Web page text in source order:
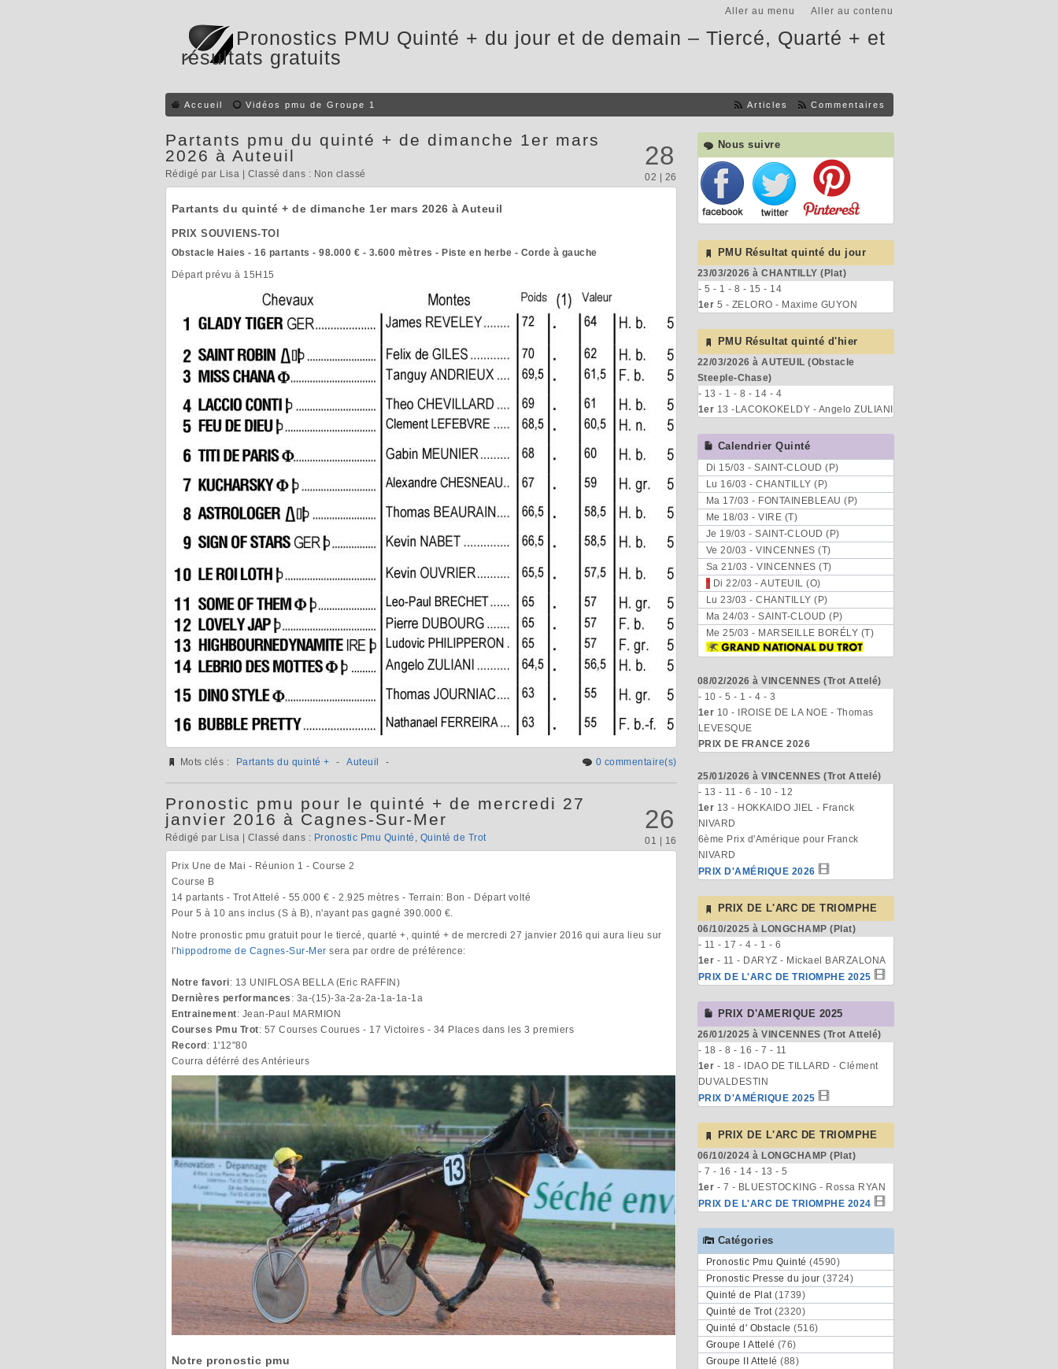
Aller au contenu
Aller au menu
Pronostics PMU Quinté + du jour et de demain – Tiercé, Quarté + et
résultats gratuits
Accueil Vidéos pmu de Groupe 1 Commentaires
Articles
Partants pmu du quinté + de dimanche 1er mars
2026 à Auteuil
Rédigé par Lisa | Classé dans : Non classé
28
02 | 26
Partants du quinté + de dimanche 1er mars 2026 à Auteuil
PRIX SOUVIENS-TOI
Obstacle Haies - 16 partants - 98.000 € - 3.600 mètres - Piste en herbe - Corde à gauche
Départ prévu à 15H15
Mots clés : Partants du quinté + - Auteuil - 0 commentaire(s)
Pronostic pmu pour le quinté + de mercredi 27
janvier 2016 à Cagnes-Sur-Mer
Rédigé par Lisa | Classé dans : Pronostic Pmu Quinté , Quinté de Trot
26
01 | 16
Prix Une de Mai - Réunion 1 - Course 2
Course B
14 partants - Trot Attelé - 55.000 € - 2.925 mètres - Terrain: Bon - Départ volté
Pour 5 à 10 ans inclus (S à B), n'ayant pas gagné 390.000 €.
Notre pronostic pmu gratuit pour le tiercé, quarté +, quinté + de mercredi 27 janvier 2016 qui aura lieu sur
l'hippodrome de Cagnes-Sur-Mer sera par ordre de préférence:
Notre favori: 13 UNIFLOSA BELLA (Eric RAFFIN)
Dernières performances : 3a-(15)-3a-2a-2a-1a-1a-1a
Entrainement: Jean-Paul MARMION
Courses Pmu Trot: 57 Courses Courues - 17 Victoires - 34 Places dans les 3 premiers
Record: 1'12"80
Courra déférré des Antérieurs
Notre pronostic pmu
Nous suivre
PMU Résultat quinté du jour
23/03/2026 à CHANTILLY (Plat)
- 5 - 1 - 8 - 15 - 14
1er 5 - ZELORO - Maxime GUYON
PMU Résultat quinté d'hier
22/03/2026 à AUTEUIL (Obstacle
Steeple-Chase)
- 13 - 1 - 8 - 14 - 4
1er 13 -LACOKOKELDY - Angelo ZULIANI
Calendrier Quinté
Di 15/03 - SAINT-CLOUD (P)
Lu 16/03 - CHANTILLY (P)
Ma 17/03 - FONTAINEBLEAU (P)
Me 18/03 - VIRE (T)
Je 19/03 - SAINT-CLOUD (P)
Ve 20/03 - VINCENNES (T)
Sa 21/03 - VINCENNES (T)
* Di 22/03 - AUTEUIL (O)
Lu 23/03 - CHANTILLY (P)
Ma 24/03 - SAINT-CLOUD (P)
Me 25/03 - MARSEILLE BORÉLY (T)
08/02/2026 à VINCENNES (Trot Attelé)
- 10 - 5 - 1 - 4 - 3
1er 10 - IROISE DE LA NOE - Thomas
LEVESQUE
PRIX DE FRANCE 2026
25/01/2026 à VINCENNES (Trot Attelé)
- 13 - 11 - 6 - 10 - 12
1er 13 - HOKKAIDO JIEL - Franck
NIVARD
6ème Prix d'Amérique pour Franck
NIVARD
PRIX D'AMÉRIQUE 2026
PRIX DE L'ARC DE TRIOMPHE
06/10/2025 à LONGCHAMP (Plat)
- 11 - 17 - 4 - 1 - 6
1er - 11 - DARYZ - Mickael BARZALONA
PRIX DE L'ARC DE TRIOMPHE 2025
PRIX D'AMERIQUE 2025
26/01/2025 à VINCENNES (Trot Attelé)
- 18 - 8 - 16 - 7 - 11
1er - 18 - IDAO DE TILLARD - Clément
DUVALDESTIN
PRIX D'AMÉRIQUE 2025
PRIX DE L'ARC DE TRIOMPHE
06/10/2024 à LONGCHAMP (Plat)
- 7 - 16 - 14 - 13 - 5
1er - 7 - BLUESTOCKING - Rossa RYAN
PRIX DE L'ARC DE TRIOMPHE 2024
Catégories
Pronostic Pmu Quinté (4590)
Pronostic Presse du jour (3724)
Quinté de Plat(1739)
Quinté de Trot(2320)
Quinté d' Obstacle (516)
Groupe I Attelé (76)
Groupe II Attelé (88)